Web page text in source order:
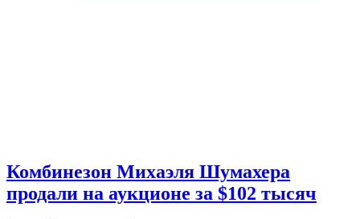
Комбинезон Михаэля Шумахера
продали на аукционе за $102 тысяч